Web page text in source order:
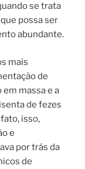
se trata
possa ser
abundante.
mais
de
massa e a
de fezes
isso,
e
por trás da
de